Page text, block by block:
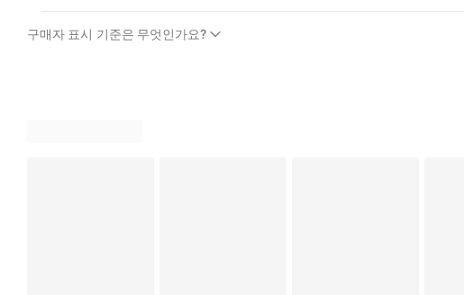
구매자 표시 기준은 무엇인가요?